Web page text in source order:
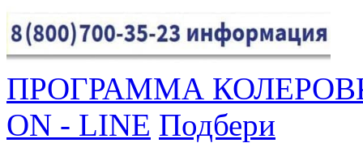
ПРОГРАММА
ON - LINE Подбери